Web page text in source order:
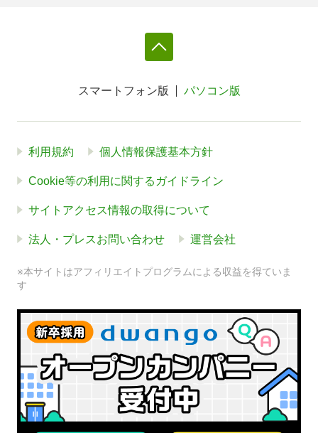
スマートフォン版 パソコン版
利用規約 個人情報保護基本方針
Cookie等の利用に関するガイドライン
サイトアクセス情報の取得について
法人・プレスお問い合わせ 運営会社
※本サイトはアフィリエイトプログラムによる収益を得ていま
す